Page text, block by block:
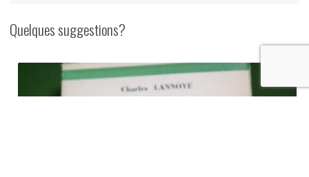
Quelques suggestions?